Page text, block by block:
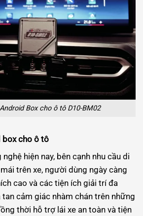
Box cho ô tô D10-BM02
box cho ô tô
hiện nay, bên cạnh nhu cầu di
trên xe, người dùng ngày càng
cao và các tiện ích giải trí đa
cảm giác nhàm chán trên những
thời hỗ trợ lái xe an toàn và tiện